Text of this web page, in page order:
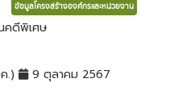
ข้อมูลโครงสร้างองค์กรและหน่วยงาน
คดีพิเศษ
.) 9 ตุลาคม 2567